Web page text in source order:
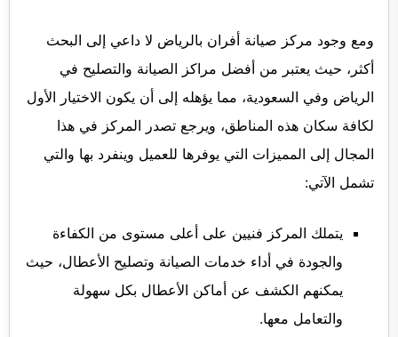
ومع وجود مركز صيانة أفران بالرياض لا داعي إلى البحث
أكثر، حيث يعتبر من أفضل مراكز الصيانة والتصليح في
الرياض وفي السعودية، مما يؤهله إلى أن يكون الاختيار الأول
لكافة سكان هذه المناطق، ويرجع تصدر المركز في هذا
المجال إلى المميزات التي يوفرها للعميل وينفرد بها والتي
تشمل الآتي:
يتملك المركز فنيين على أعلى مستوى من الكفاءة
والجودة في أداء خدمات الصيانة وتصليح الأعطال، حيث
يمكنهم الكشف عن أماكن الأعطال بكل سهولة
والتعامل معها.